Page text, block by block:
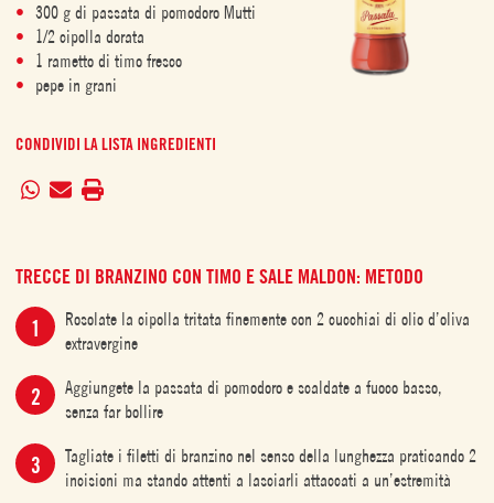
300 g di passata di pomodoro Mutti
1/2 cipolla dorata
1 rametto di timo fresco
pepe in grani
CONDIVIDI LA LISTA INGREDIENTI
TRECCE DI BRANZINO CON TIMO E SALE MALDON: METODO
Rosolate la cipolla tritata finemente con 2 cucchiai di olio d’oliva
extravergine
Aggiungete la passata di pomodoro e scaldate a fuoco basso,
senza far bollire
Tagliate i filetti di branzino nel senso della lunghezza praticando 2
incisioni ma stando attenti a lasciarli attaccati a un’estremità